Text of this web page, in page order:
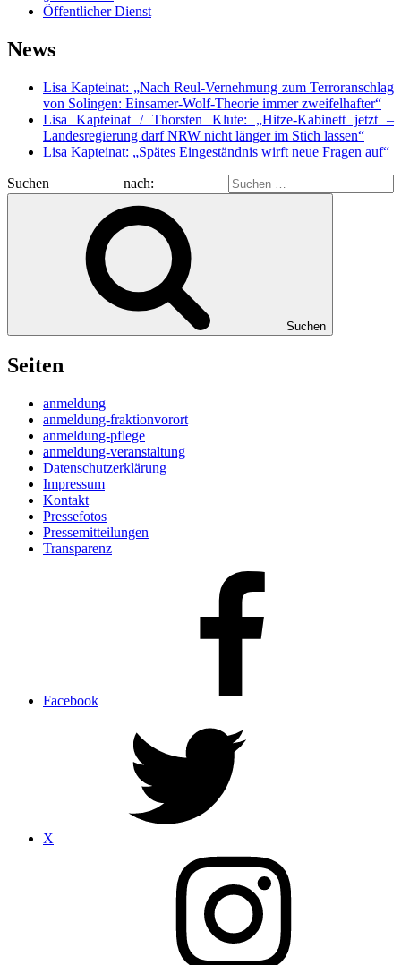
Öffentlicher Dienst
News
Lisa Kapteinat: „Nach Reul-Vernehmung zum Terroranschlag
von Solingen: Einsamer-Wolf-Theorie immer zweifelhafter“
Lisa Kapteinat / Thorsten Klute: „Hitze-Kabinett jetzt –
Landesregierung darf NRW nicht länger im Stich lassen“
Lisa Kapteinat: „Spätes Eingeständnis wirft neue Fragen auf“
Suchen nach:
Suchen
Seiten
anmeldung
anmeldung-fraktionvorort
anmeldung-pflege
anmeldung-veranstaltung
Datenschutzerklärung
Impressum
Kontakt
Pressefotos
Pressemitteilungen
Transparenz
Facebook
X